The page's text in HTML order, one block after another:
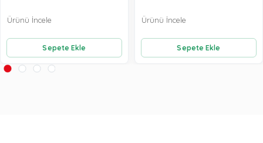
Sepete Ekle
Ürünü İncele
Sepete Ekle
Ürünü İncele